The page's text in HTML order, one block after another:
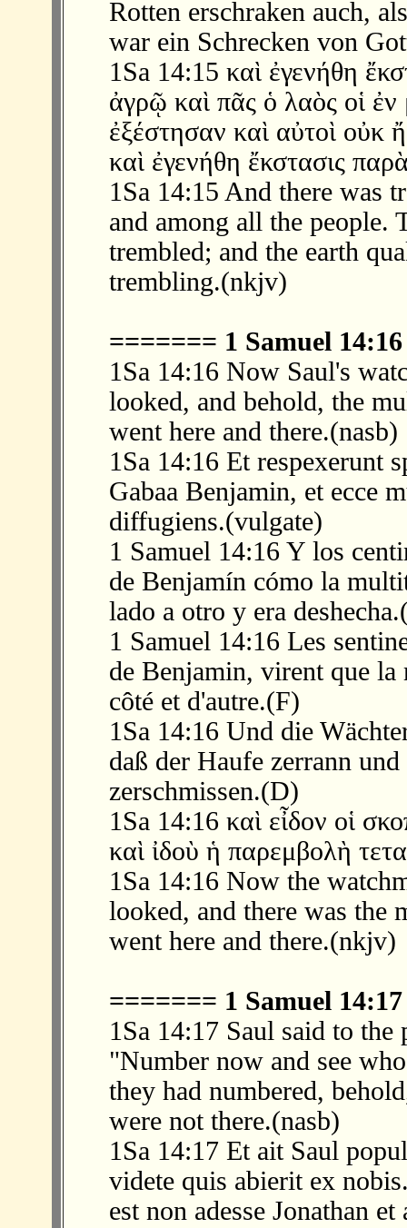
Rotten erschraken auch,
war ein Schrecken von
1Sa 14:15 καὶ ἐγενήθη
ἀγρῷ καὶ πᾶς ὁ λαὸς οἱ ἐν
ἐξέστησαν καὶ αὐτοὶ οὐκ
καὶ ἐγενήθη ἔκστασις
1Sa 14:15 And there was
and among all the people.
trembled; and the earth
trembling.(nkjv)
======= 1 Samuel
1Sa 14:16 Now Saul's
looked, and behold, the
went here and there.(nasb)
1Sa 14:16 Et respexerunt
Gabaa Benjamin, et ecce
diffugiens.(vulgate)
1 Samuel 14:16 Y los
de Benjamín cómo la
lado a otro y era
1 Samuel 14:16 Les
de Benjamin, virent que la
côté et d'autre.(F)
1Sa 14:16 Und die
daß der Haufe zerrann
zerschmissen.(D)
1Sa 14:16 καὶ εἶδον οἱ
καὶ ἰδοὺ ἡ παρεμβολὴ
1Sa 14:16 Now the
looked, and there was the
went here and there.(nkjv)
======= 1 Samuel
1Sa 14:17 Saul said to
"Number now and see
they had numbered,
were not there.(nasb)
1Sa 14:17 Et ait Saul
videte quis abierit ex
est non adesse Jonathan